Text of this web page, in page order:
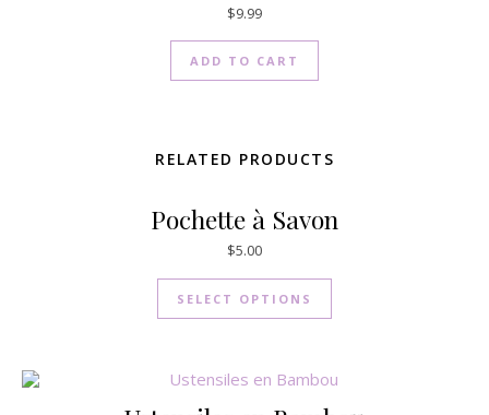
$9.99
ADD TO CART
RELATED PRODUCTS
Pochette à Savon
$5.00
SELECT OPTIONS